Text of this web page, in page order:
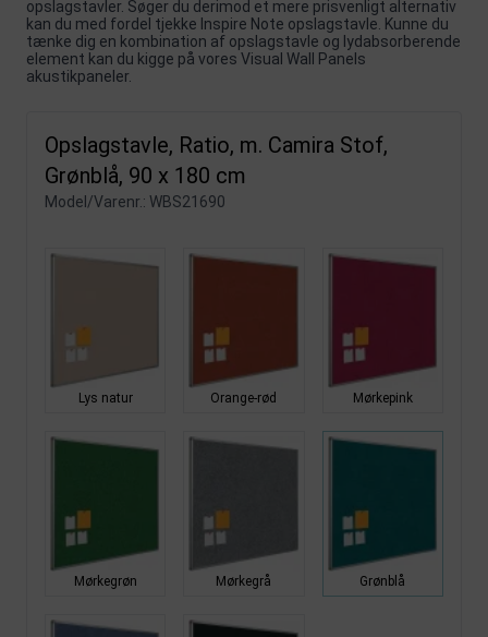
opslagstavler. Søger du derimod et mere prisvenligt alternativ
kan du med fordel tjekke Inspire Note opslagstavle. Kunne du
tænke dig en kombination af opslagstavle og lydabsorberende
element kan du kigge på vores Visual Wall Panels
akustikpaneler.
Opslagstavle, Ratio, m. Camira Stof,
Grønblå, 90 x 180 cm
Model/Varenr.: WBS21690
Lys natur Orange-rød Mørkepink
Mørkegrøn Mørkegrå Grønblå